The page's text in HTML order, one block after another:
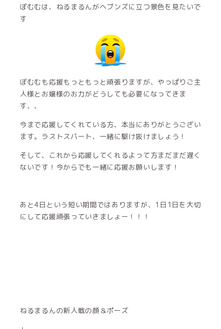
ぽむむは、ねるまるんがヘブンズに立つ景色を見たいで
す
ぽむむも応援もっともっと頑張りますが、やっぱりご主
人様とお嬢様のお力がどうしても必要になってきま
す、、
今まで応援してくれている方、本当にありがとうござい
ます。ラストスパート、一緒に駆け抜けましょう！
そして、これから応援してくれるよって方まだまだ遅く
ないです！今からでも一緒に応援お願いします！
あと4日という短い期間ではありますが、1日1日を大切
にして応援頑張っていきましょー！！！
ねるまるんの新人戦の顔＆ポーズ